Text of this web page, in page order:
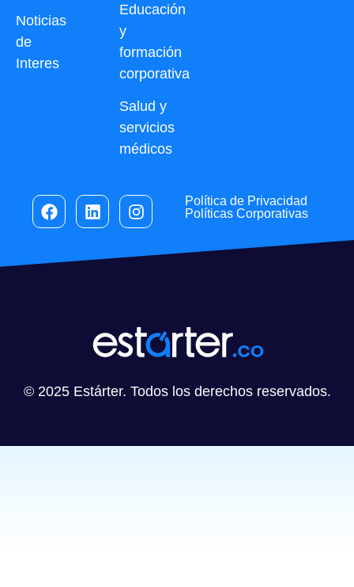
Noticias
de
Interes
Educación
y
formación
corporativa
Salud y
servicios
médicos
Política de Privacidad
Políticas Corporativas
© 2025 Estárter. Todos los derechos reservados.